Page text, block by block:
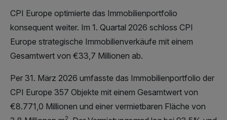
CPI Europe optimierte das Immobilienportfolio
konsequent weiter. Im 1. Quartal 2026 schloss CPI
Europe strategische Immobilienverkäufe mit einem
Gesamtwert von €33,7 Millionen ab.
Per 31. März 2026 umfasste das Immobilienportfolio der
CPI Europe 357 Objekte mit einem Gesamtwert von
€8.771,0 Millionen und einer vermietbaren Fläche von
2